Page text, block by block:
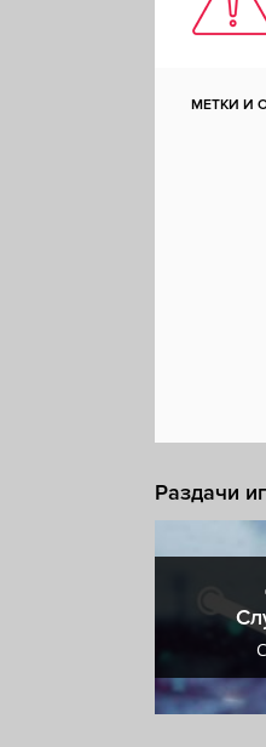
МЕТКИ И
Раздачи